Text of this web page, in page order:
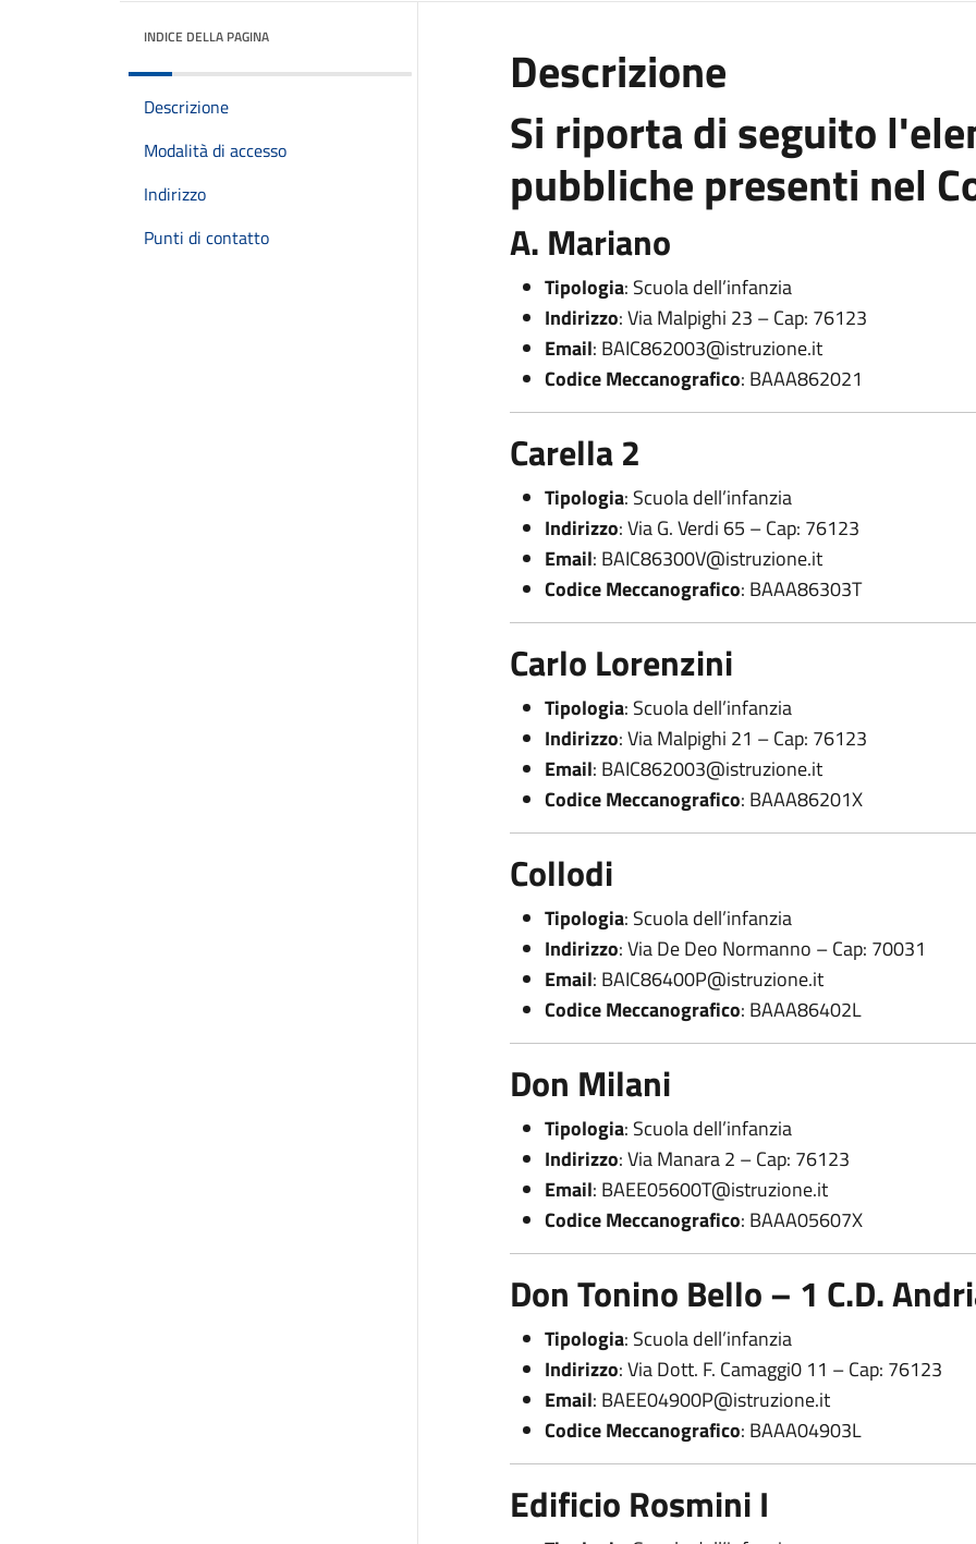
INDICE DELLA PAGINA
Descrizione
Modalità di accesso
Indirizzo
Punti di contatto
Descrizione
Si riporta di seguito
pubbliche presenti nel
A. Mariano
Tipologia: Scuola dell’infanzia
Indirizzo: Via Malpighi 23 – Cap: 76123
Email: BAIC862003@istruzione.it
Codice Meccanografico: BAAA862021
Carella 2
Tipologia: Scuola dell’infanzia
Indirizzo: Via G. Verdi 65 – Cap: 76123
Email: BAIC86300V@istruzione.it
Codice Meccanografico: BAAA86303T
Carlo Lorenzini
Tipologia: Scuola dell’infanzia
Indirizzo: Via Malpighi 21 – Cap: 76123
Email: BAIC862003@istruzione.it
Codice Meccanografico: BAAA86201X
Collodi
Tipologia: Scuola dell’infanzia
Indirizzo: Via De Deo Normanno – Cap: 70031
Email: BAIC86400P@istruzione.it
Codice Meccanografico: BAAA86402L
Don Milani
Tipologia: Scuola dell’infanzia
Indirizzo: Via Manara 2 – Cap: 76123
Email: BAEE05600T@istruzione.it
Codice Meccanografico: BAAA05607X
Don Tonino Bello – 1 C.D.
Tipologia: Scuola dell’infanzia
Indirizzo: Via Dott. F. Camaggi0 11 – Cap: 76123
Email: BAEE04900P@istruzione.it
Codice Meccanografico: BAAA04903L
Edificio Rosmini I